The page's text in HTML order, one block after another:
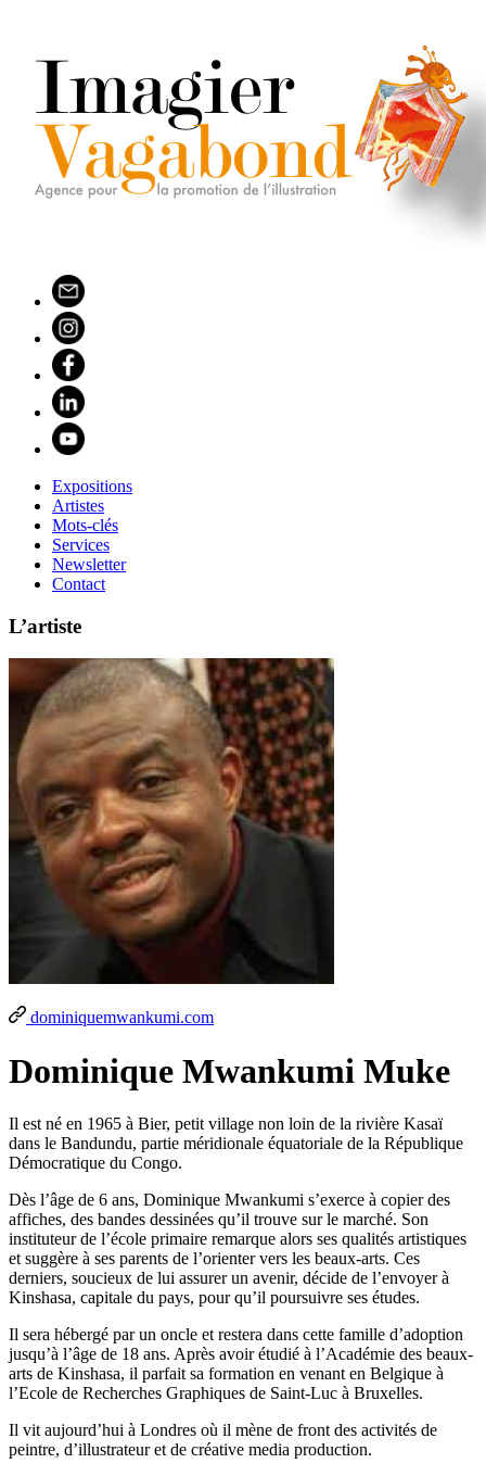
Expositions
Artistes
Mots-clés
Services
Newsletter
Contact
L’artiste
dominiquemwankumi.com
Dominique Mwankumi Muke
Il est né en 1965 à Bier, petit village non loin de la rivière Kasaï
dans le Bandundu, partie méridionale équatoriale de la République
Démocratique du Congo.
Dès l’âge de 6 ans, Dominique Mwankumi s’exerce à copier des
affiches, des bandes dessinées qu’il trouve sur le marché. Son
instituteur de l’école primaire remarque alors ses qualités artistiques
et suggère à ses parents de l’orienter vers les beaux-arts. Ces
derniers, soucieux de lui assurer un avenir, décide de l’envoyer à
Kinshasa, capitale du pays, pour qu’il poursuivre ses études.
Il sera hébergé par un oncle et restera dans cette famille d’adoption
jusqu’à l’âge de 18 ans. Après avoir étudié à l’Académie des beaux-
arts de Kinshasa, il parfait sa formation en venant en Belgique à
l’Ecole de Recherches Graphiques de Saint-Luc à Bruxelles.
Il vit aujourd’hui à Londres où il mène de front des activités de
peintre, d’illustrateur et de créative media production.